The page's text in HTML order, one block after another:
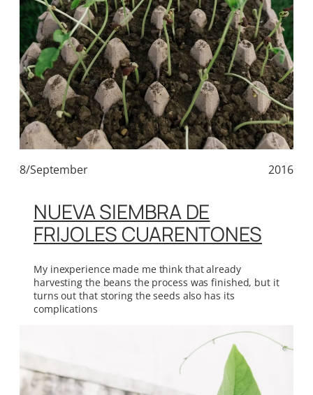
8/September 2016
NUEVA SIEMBRA DE
FRIJOLES CUARENTONES
My inexperience made me think that already
harvesting the beans the process was finished, but it
turns out that storing the seeds also has its
complications